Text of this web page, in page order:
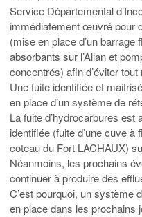
Service Départemental
immédiatement œuvré pour
(mise en place d’un barrage
absorbants sur l’Allan et
concentrés) afin d’éviter tout
Une fuite identifiée et
en place d’un système de
La fuite d’hydrocarbures est
identifiée (fuite d’une cuve
coteau du Fort LACHAUX)
Néanmoins, les prochains
continuer à produire des
C’est pourquoi, un système
en place dans les prochains